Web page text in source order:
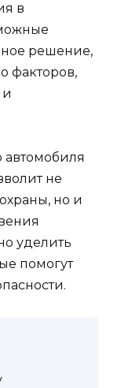
в
решение,
факторов,
не
но и
уделить
помогут